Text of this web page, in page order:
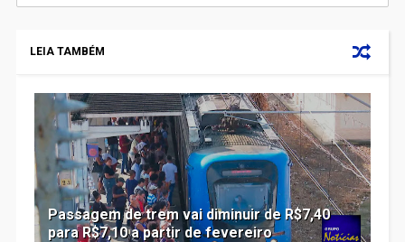
LEIA TAMBÉM
Passagem de trem vai diminuir de R$7,40
para R$7,10 a partir de fevereiro